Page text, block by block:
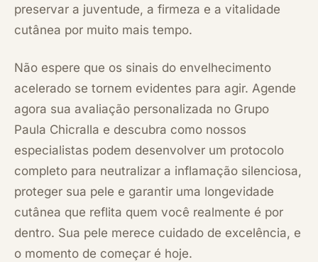
preservar a juventude, a firmeza e a vitalidade
cutânea por muito mais tempo.
Não espere que os sinais do envelhecimento
acelerado se tornem evidentes para agir. Agende
agora sua avaliação personalizada no Grupo
Paula Chicralla e descubra como nossos
especialistas podem desenvolver um protocolo
completo para neutralizar a inflamação silenciosa,
proteger sua pele e garantir uma longevidade
cutânea que reflita quem você realmente é por
dentro. Sua pele merece cuidado de excelência, e
o momento de começar é hoje.